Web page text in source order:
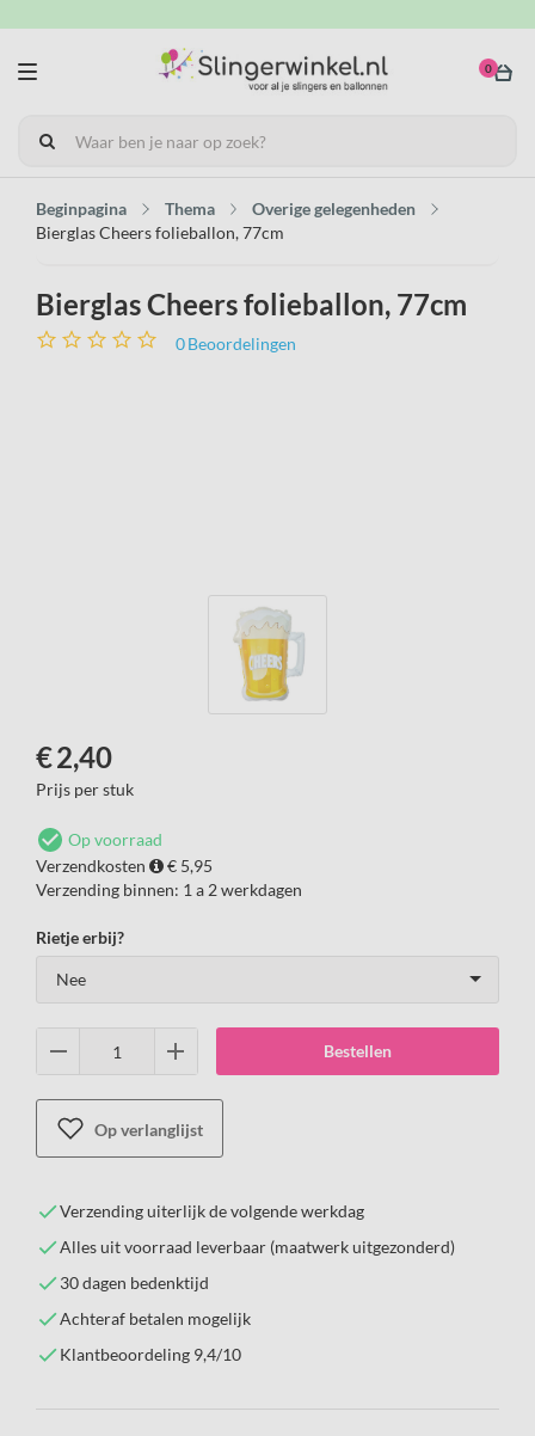
0
Beginpagina Thema
Overige gelegenheden
Bierglas Cheers folieballon, 77cm
Bierglas Cheers folieballon, 77cm
0Beoordelingen
€2,40
Prijs per stuk
Op voorraad
Verzendkosten
€ 5,95
Verzending binnen: 1 a 2 werkdagen
Rietje erbij?
Bestellen
Op verlanglijst
Verzending uiterlijk de volgende werkdag
Alles uit voorraad leverbaar (maatwerk uitgezonderd)
30 dagen bedenktijd
Achteraf betalen mogelijk
Klantbeoordeling 9,4/10